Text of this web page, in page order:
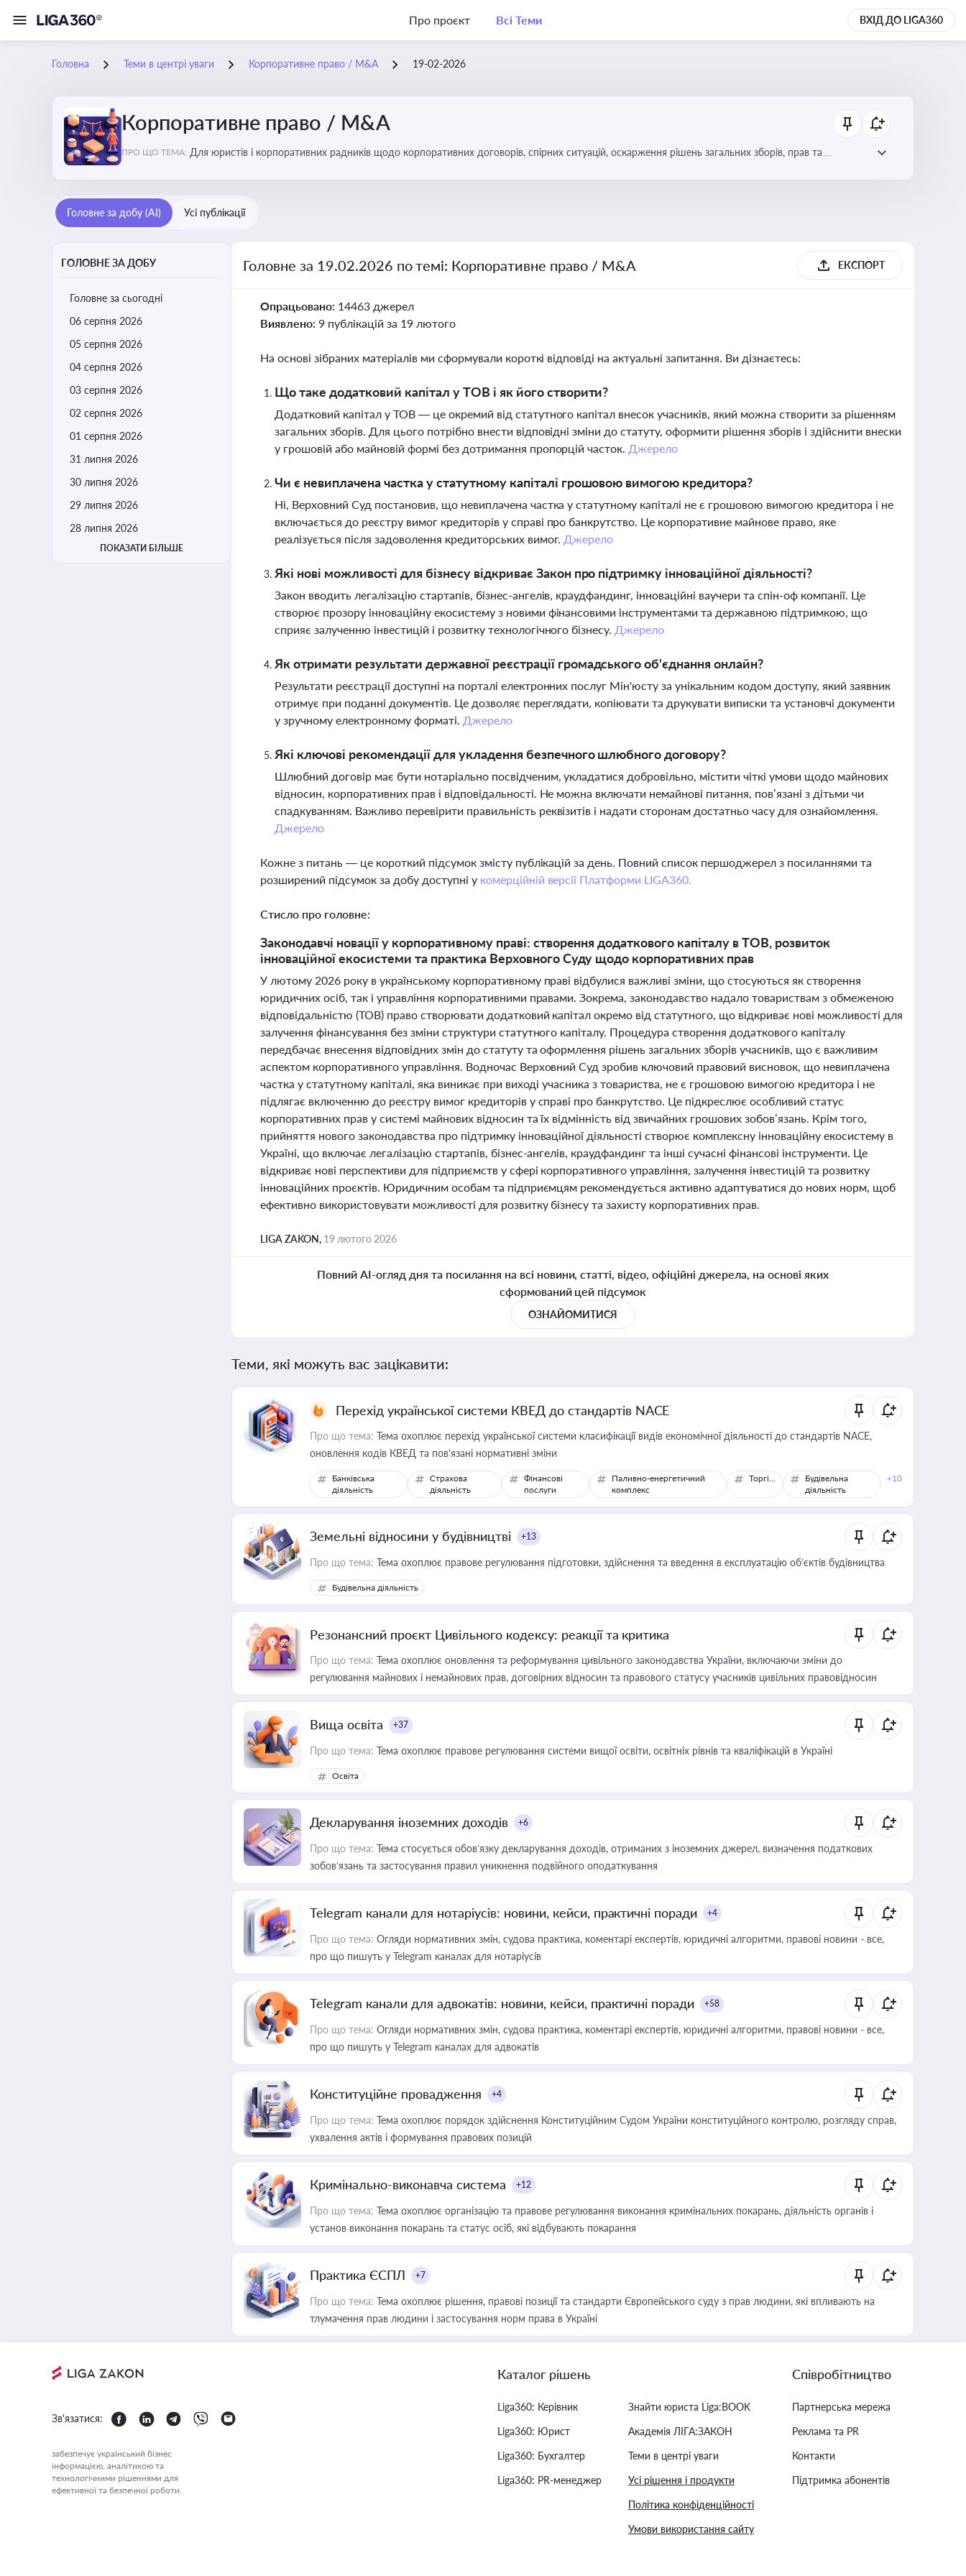
Про проєкт Всі Теми ВХІД ДО LIGA360
Головна Теми в центрі уваги Корпоративне право / M&A 19-02-2026
Корпоративне право / M&A
ПРО ЩО ТЕМА: Для юристів і корпоративних радників щодо корпоративних договорів, спірних ситуацій, оскарження рішень загальних зборів, прав та
Головне за добу (AI) Усі публікації
ГОЛОВНЕ ЗА ДОБУ
Головне за сьогодні
06 серпня 2026
05 серпня 2026
04 серпня 2026
03 серпня 2026
02 серпня 2026
01 серпня 2026
31 липня 2026
30 липня 2026
29 липня 2026
28 липня 2026
ПОКАЗАТИ БІЛЬШЕ
Головне за 19.02.2026 по темі: Корпоративне право / M&A ЕКСПОРТ
Опрацьовано: 14463 джерел
Виявлено: 9 публікацій за 19 лютого
На основі зібраних матеріалів ми сформували короткі відповіді на актуальні запитання. Ви дізнаєтесь:
Що таке додатковий капітал у ТОВ і як його створити?
Додатковий капітал у ТОВ — це окремий від статутного капітал внесок учасників, який можна створити за рішенням
загальних зборів. Для цього потрібно внести відповідні зміни до статуту, оформити рішення зборів і здійснити внески
у грошовій або майновій формі без дотримання пропорцій часток. Джерело
Чи є невиплачена частка у статутному капіталі грошовою вимогою кредитора?
Ні, Верховний Суд постановив, що невиплачена частка у статутному капіталі не є грошовою вимогою кредитора і не
включається до реєстру вимог кредиторів у справі про банкрутство. Це корпоративне майнове право, яке
реалізується після задоволення кредиторських вимог. Джерело
Які нові можливості для бізнесу відкриває Закон про підтримку інноваційної діяльності?
Закон вводить легалізацію стартапів, бізнес-ангелів, краудфандинг, інноваційні ваучери та спін-оф компанії. Це
створює прозору інноваційну екосистему з новими фінансовими інструментами та державною підтримкою, що
сприяє залученню інвестицій і розвитку технологічного бізнесу. Джерело
Як отримати результати державної реєстрації громадського об'єднання онлайн?
Результати реєстрації доступні на порталі електронних послуг Мін'юсту за унікальним кодом доступу, який заявник
отримує при поданні документів. Це дозволяє переглядати, копіювати та друкувати виписки та установчі документи
у зручному електронному форматі. Джерело
Які ключові рекомендації для укладення безпечного шлюбного договору?
Шлюбний договір має бути нотаріально посвідченим, укладатися добровільно, містити чіткі умови щодо майнових
відносин, корпоративних прав і відповідальності. Не можна включати немайнові питання, пов’язані з дітьми чи
спадкуванням. Важливо перевірити правильність реквізитів і надати сторонам достатньо часу для ознайомлення.
Джерело
Кожне з питань — це короткий підсумок змісту публікацій за день. Повний список першоджерел з посиланнями та
розширений підсумок за добу доступні у комерційній версії Платформи LIGA360.
Стисло про головне:
Законодавчі новації у корпоративному праві: створення додаткового капіталу в ТОВ, розвиток
інноваційної екосистеми та практика Верховного Суду щодо корпоративних прав
У лютому 2026 року в українському корпоративному праві відбулися важливі зміни, що стосуються як створення
юридичних осіб, так і управління корпоративними правами. Зокрема, законодавство надало товариствам з обмеженою
відповідальністю (ТОВ) право створювати додатковий капітал окремо від статутного, що відкриває нові можливості для
залучення фінансування без зміни структури статутного капіталу. Процедура створення додаткового капіталу
передбачає внесення відповідних змін до статуту та оформлення рішень загальних зборів учасників, що є важливим
аспектом корпоративного управління. Водночас Верховний Суд зробив ключовий правовий висновок, що невиплачена
частка у статутному капіталі, яка виникає при виході учасника з товариства, не є грошовою вимогою кредитора і не
підлягає включенню до реєстру вимог кредиторів у справі про банкрутство. Це підкреслює особливий статус
корпоративних прав у системі майнових відносин та їх відмінність від звичайних грошових зобов’язань. Крім того,
прийняття нового законодавства про підтримку інноваційної діяльності створює комплексну інноваційну екосистему в
Україні, що включає легалізацію стартапів, бізнес-ангелів, краудфандинг та інші сучасні фінансові інструменти. Це
відкриває нові перспективи для підприємств у сфері корпоративного управління, залучення інвестицій та розвитку
інноваційних проєктів. Юридичним особам та підприємцям рекомендується активно адаптуватися до нових норм, щоб
ефективно використовувати можливості для розвитку бізнесу та захисту корпоративних прав.
LIGA ZAKON, 19 лютого 2026
Повний AI-огляд дня та посилання на всі новини, статті, відео, офіційні джерела, на основі яких
сформований цей підсумок
ОЗНАЙОМИТИСЯ
Теми, які можуть вас зацікавити:
Перехід української системи КВЕД до стандартів NACE
Про що тема: Тема охоплює перехід української системи класифікації видів економічної діяльності до стандартів NACE,
оновлення кодів КВЕД та пов'язані нормативні зміни
Банківська
діяльність
Страхова
діяльність
Фінансові
послуги
Паливно-енергетичний
комплекс
Торгівля
Будівельна
діяльність
+10
Земельні відносини у будівництві +13
Про що тема: Тема охоплює правове регулювання підготовки, здійснення та введення в експлуатацію об’єктів будівництва
Будівельна діяльність
Резонансний проєкт Цивільного кодексу: реакції та критика
Про що тема: Тема охоплює оновлення та реформування цивільного законодавства України, включаючи зміни до
регулювання майнових і немайнових прав, договірних відносин та правового статусу учасників цивільних правовідносин
Вища освіта +37
Про що тема: Тема охоплює правове регулювання системи вищої освіти, освітніх рівнів та кваліфікацій в Україні
Освіта
Декларування іноземних доходів +6
Про що тема: Тема стосується обов’язку декларування доходів, отриманих з іноземних джерел, визначення податкових
зобов’язань та застосування правил уникнення подвійного оподаткування
Telegram канали для нотаріусів: новини, кейси, практичні поради +4
Про що тема: Огляди нормативних змін, судова практика, коментарі експертів, юридичні алгоритми, правові новини - все,
про що пишуть у Telegram каналах для нотаріусів
Telegram канали для адвокатів: новини, кейси, практичні поради +58
Про що тема: Огляди нормативних змін, судова практика, коментарі експертів, юридичні алгоритми, правові новини - все,
про що пишуть у Telegram каналах для адвокатів
Конституційне провадження +4
Про що тема: Тема охоплює порядок здійснення Конституційним Судом України конституційного контролю, розгляду справ,
ухвалення актів і формування правових позицій
Кримінально-виконавча система +12
Про що тема: Тема охоплює організацію та правове регулювання виконання кримінальних покарань, діяльність органів і
установ виконання покарань та статус осіб, які відбувають покарання
Практика ЄСПЛ +7
Про що тема: Тема охоплює рішення, правові позиції та стандарти Європейського суду з прав людини, які впливають на
тлумачення прав людини і застосування норм права в Україні
Зв'язатися:
забезпечує український бізнес
інформацією, аналітикою та
технологічними рішеннями для
ефективної та безпечної роботи.
Каталог рішень
Liga360: Керівник
Liga360: Юрист
Liga360: Бухгалтер
Liga360: PR-менеджер
Знайти юриста Liga:BOOK
Академія ЛІГА:ЗАКОН
Теми в центрі уваги
Усі рішення і продукти
Політика конфіденційності
Умови використання сайту
Співробітництво
Партнерська мережа
Реклама та PR
Контакти
Підтримка абонентів